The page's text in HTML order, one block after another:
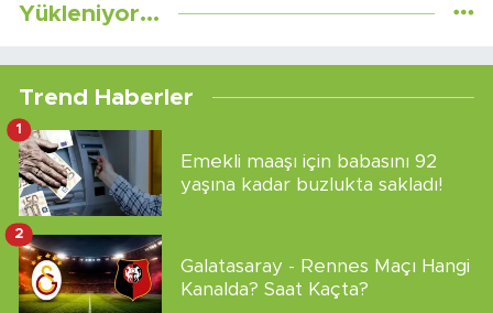
Yükleniyor...
Trend Haberler
Emekli maaşı için babasını 92
yaşına kadar buzlukta sakladı!
1
Galatasaray - Rennes Maçı Hangi
Kanalda? Saat Kaçta?
2